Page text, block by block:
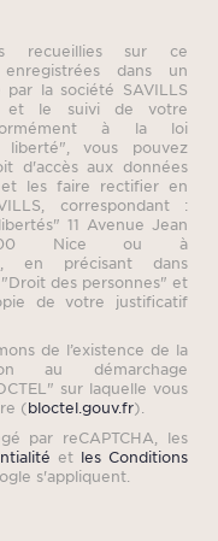
recueillies sur ce
dans un
la société SAVILLS
et le suivi de votre
à la loi
vous pouvez
d'accès aux données
les faire rectifier en
correspondant :
11 Avenue Jean
Nice ou à
, en précisant dans
des personnes" et
de votre justificatif
de l’existence de la
au démarchage
sur laquelle vous
(bloctel.gouv.fr).
par reCAPTCHA, les
et les Conditions
s'appliquent.